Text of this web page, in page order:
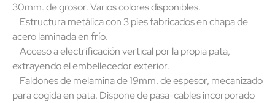
30mm. de grosor. Varios colores disponibles.
Estructura metálica con 3 pies fabricados en chapa de
acero laminada en frío.
Acceso a electrificación vertical por la propia pata,
extrayendo el embellecedor exterior.
Faldones de melamina de 19mm. de espesor, mecanizado
para cogida en pata. Dispone de pasa-cables incorporado